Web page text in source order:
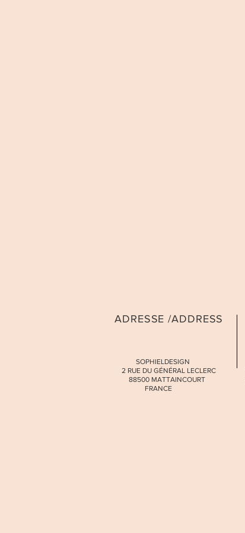
ADRESSE /ADDRESS
SOPHIELDESIGN
2 RUE DU GÉNÉRAL LECLERC
88500 MATTAINCOURT
FRANCE